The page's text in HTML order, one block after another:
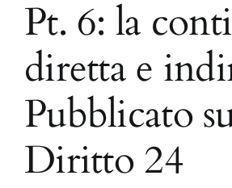
Pt. 6: la
diretta e
Pubblicato
Diritto 24